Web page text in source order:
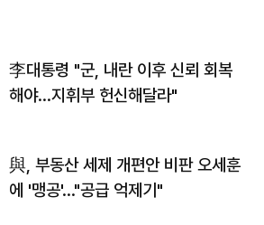
李대통령 "군, 내란 이후 신뢰 회복
해야…지휘부 헌신해달라"
與, 부동산 세제 개편안 비판 오세훈
에 '맹공'…"공급 억제기"